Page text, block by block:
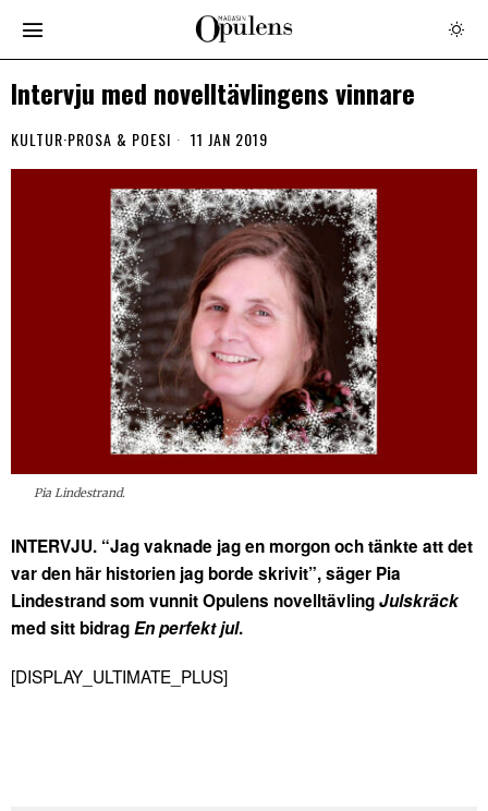
Intervju med novelltävlingens vinnare
KULTUR·PROSA & POESI 11 JAN 2019
Pia Lindestrand.
INTERVJU. “Jag vaknade jag en morgon och tänkte att det
var den här historien jag borde skrivit”, säger Pia
Lindestrand som vunnit Opulens novelltävlingJulskräck
med sitt bidragEn perfekt jul.
[DISPLAY_ULTIMATE_PLUS]